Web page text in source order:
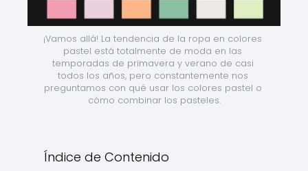
¡Vamos allá! La tendencia de la ropa en colores
pastel está totalmente de moda en las
temporadas de primavera y verano de casi
todos los años, pero constantemente nos
preguntamos con qué usar los colores pastel o
cómo combinar los pasteles.
Índice de Contenido